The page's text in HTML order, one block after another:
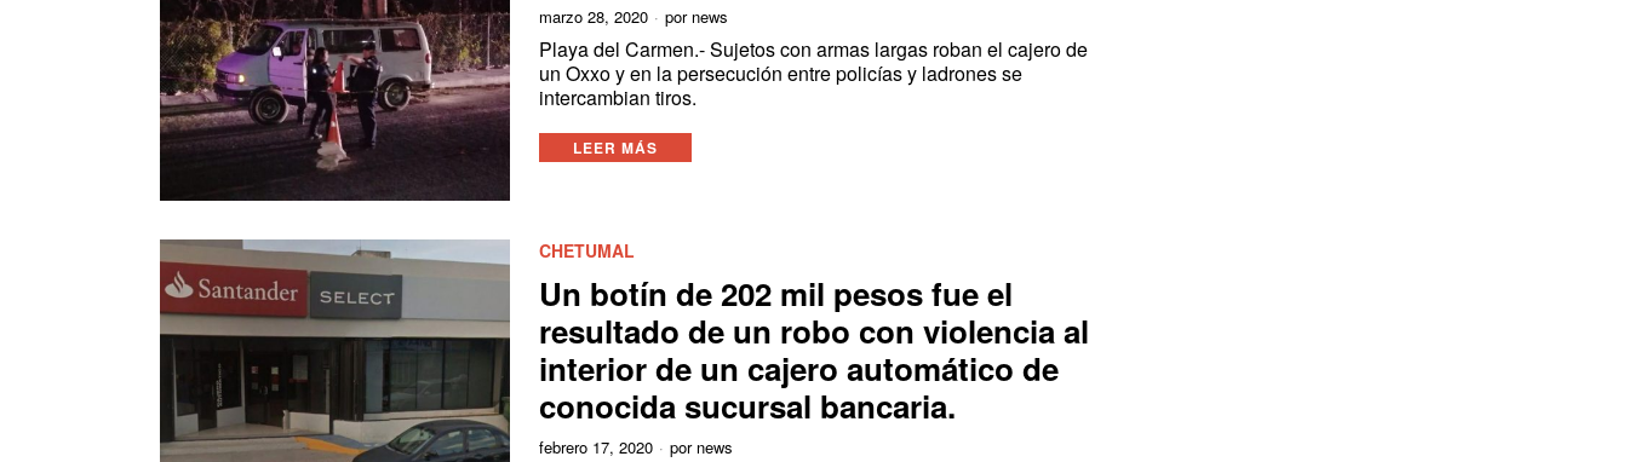
marzo 28, 2020 por news
Playa del Carmen.- Sujetos con armas largas roban el cajero de
un Oxxo y en la persecución entre policías y ladrones se
intercambian tiros.
LEER MÁS
CHETUMAL
Un botín de 202 mil pesos fue el
resultado de un robo con violencia al
interior de un cajero automático de
conocida sucursal bancaria.
febrero 17, 2020 por news